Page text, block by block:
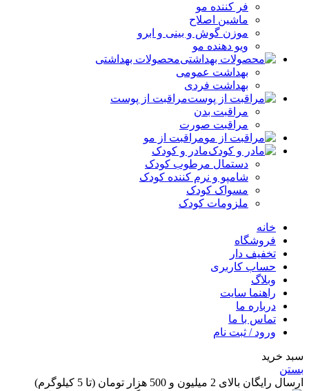
فر کننده‌ مو
ماشین اصلاح
موزن گوش و بینی و ابرو
ویو دهنده مو
محصولات بهداشتی
بهداشت عمومی
بهداشت فردی
مراقبت از پوست
مراقبت بدن
مراقبت صورت
مراقبت از مو
مادر و کودک
دستمال مرطوب کودک
شامپو و نرم کننده کودک
مسواک کودک
ملزومات کودک
خانه
فروشگاه
تخفیف دار
حساب کاربری
وبلاگ
راهنما سایت
درباره ما
تماس با ما
ورود / ثبت نام
خرید
بالای 2 میلیون و 500 هزار تومان (تا 5 کیلوگرم)